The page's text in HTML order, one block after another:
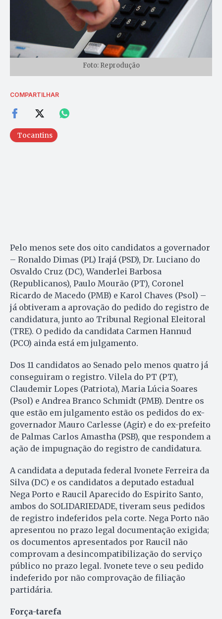
Foto: Reprodução
COMPARTILHAR
Tocantins
Pelo menos sete dos oito candidatos a governador
– Ronaldo Dimas (PL) Irajá (PSD), Dr. Luciano do
Osvaldo Cruz (DC), Wanderlei Barbosa
(Republicanos), Paulo Mourão (PT), Coronel
Ricardo de Macedo (PMB) e Karol Chaves (Psol) –
já obtiveram a aprovação do pedido do registro de
candidatura, junto ao Tribunal Regional Eleitoral
(TRE). O pedido da candidata Carmen Hannud
(PCO) ainda está em julgamento.
Dos 11 candidatos ao Senado pelo menos quatro já
conseguiram o registro. Vilela do PT (PT),
Claudemir Lopes (Patriota), Maria Lúcia Soares
(Psol) e Andrea Branco Schmidt (PMB). Dentre os
que estão em julgamento estão os pedidos do ex-
governador Mauro Carlesse (Agir) e do ex-prefeito
de Palmas Carlos Amastha (PSB), que respondem a
ação de impugnação do registro de candidatura.
A candidata a deputada federal Ivonete Ferreira da
Silva (DC) e os candidatos a deputado estadual
Nega Porto e Raucil Aparecido do Espirito Santo,
ambos do SOLIDARIEDADE, tiveram seus pedidos
de registro indeferidos pela corte. Nega Porto não
apresentou no prazo legal documentação exigida;
os documentos apresentados por Raucil não
comprovam a desincompatibilização do serviço
público no prazo legal. Ivonete teve o seu pedido
indeferido por não comprovação de filiação
partidária.
Força-tarefa